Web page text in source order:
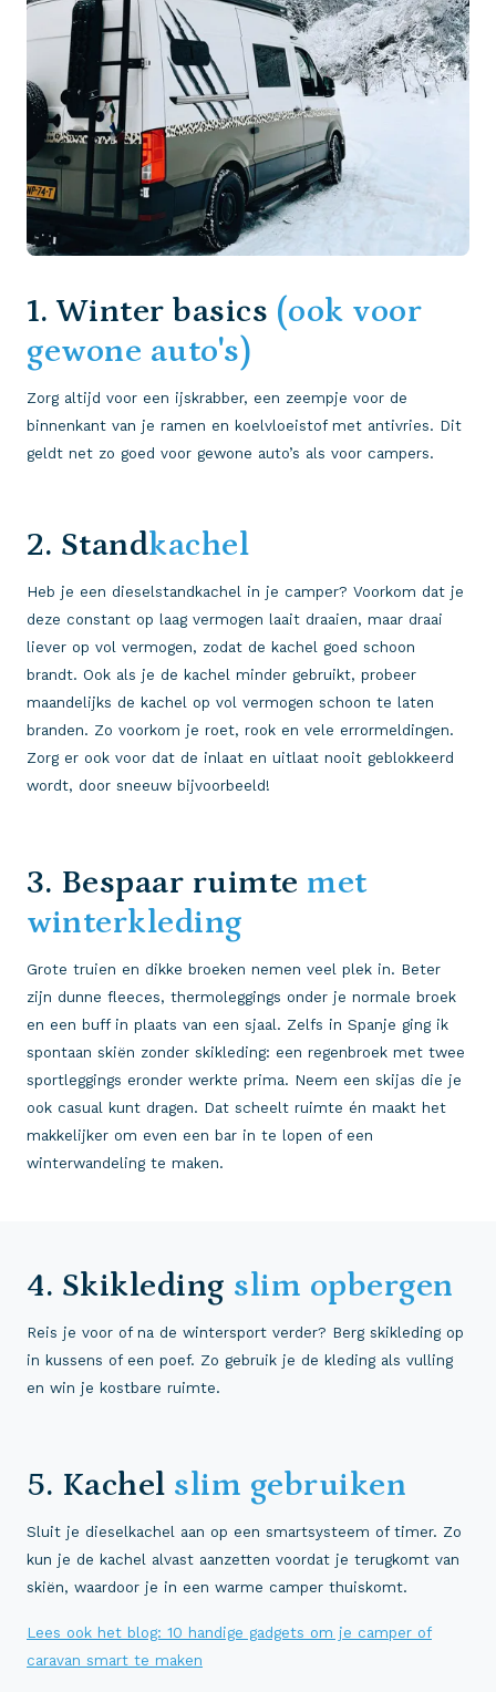
1. Winter basics (ook voor
gewone auto's)
Zorg altijd voor een ijskrabber, een zeempje voor de
binnenkant van je ramen en koelvloeistof met antivries. Dit
geldt net zo goed voor gewone auto’s als voor campers.
2. Standkachel
Heb je een dieselstandkachel in je camper? Voorkom dat je
deze constant op laag vermogen laait draaien, maar draai
liever op vol vermogen, zodat de kachel goed schoon
brandt. Ook als je de kachel minder gebruikt, probeer
maandelijks de kachel op vol vermogen schoon te laten
branden. Zo voorkom je roet, rook en vele errormeldingen.
Zorg er ook voor dat de inlaat en uitlaat nooit geblokkeerd
wordt, door sneeuw bijvoorbeeld!
3. Bespaar ruimte met
winterkleding
Grote truien en dikke broeken nemen veel plek in. Beter
zijn dunne fleeces, thermoleggings onder je normale broek
en een buff in plaats van een sjaal. Zelfs in Spanje ging ik
spontaan skiën zonder skikleding: een regenbroek met twee
sportleggings eronder werkte prima. Neem een skijas die je
ook casual kunt dragen. Dat scheelt ruimte én maakt het
makkelijker om even een bar in te lopen of een
winterwandeling te maken.
4. Skikleding slim opbergen
Reis je voor of na de wintersport verder? Berg skikleding op
in kussens of een poef. Zo gebruik je de kleding als vulling
en win je kostbare ruimte.
5. Kachel slim gebruiken
Sluit je dieselkachel aan op een smartsysteem of timer. Zo
kun je de kachel alvast aanzetten voordat je terugkomt van
skiën, waardoor je in een warme camper thuiskomt.
Lees ook het blog: 10 handige gadgets om je camper of
caravan smart te maken